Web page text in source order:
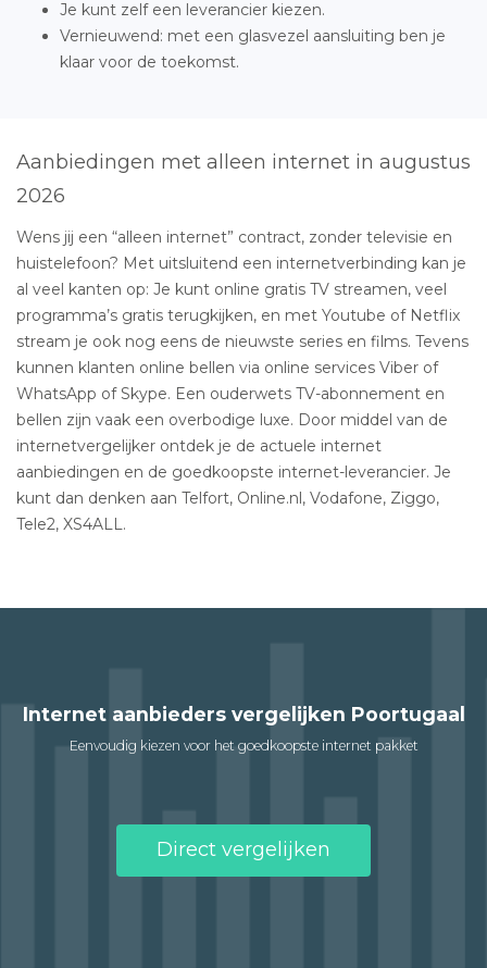
Je kunt zelf een leverancier kiezen.
Vernieuwend: met een glasvezel aansluiting ben je
klaar voor de toekomst.
Aanbiedingen met alleen internet in augustus
2026
Wens jij een “alleen internet” contract, zonder televisie en
huistelefoon? Met uitsluitend een internetverbinding kan je
al veel kanten op: Je kunt online gratis TV streamen, veel
programma’s gratis terugkijken, en met Youtube of Netflix
stream je ook nog eens de nieuwste series en films. Tevens
kunnen klanten online bellen via online services Viber of
WhatsApp of Skype. Een ouderwets TV-abonnement en
bellen zijn vaak een overbodige luxe. Door middel van de
internetvergelijker ontdek je de actuele internet
aanbiedingen en de goedkoopste internet-leverancier. Je
kunt dan denken aan Telfort, Online.nl, Vodafone, Ziggo,
Tele2, XS4ALL.
Internet aanbieders vergelijken Poortugaal
Eenvoudig kiezen voor het goedkoopste internet pakket
Direct vergelijken